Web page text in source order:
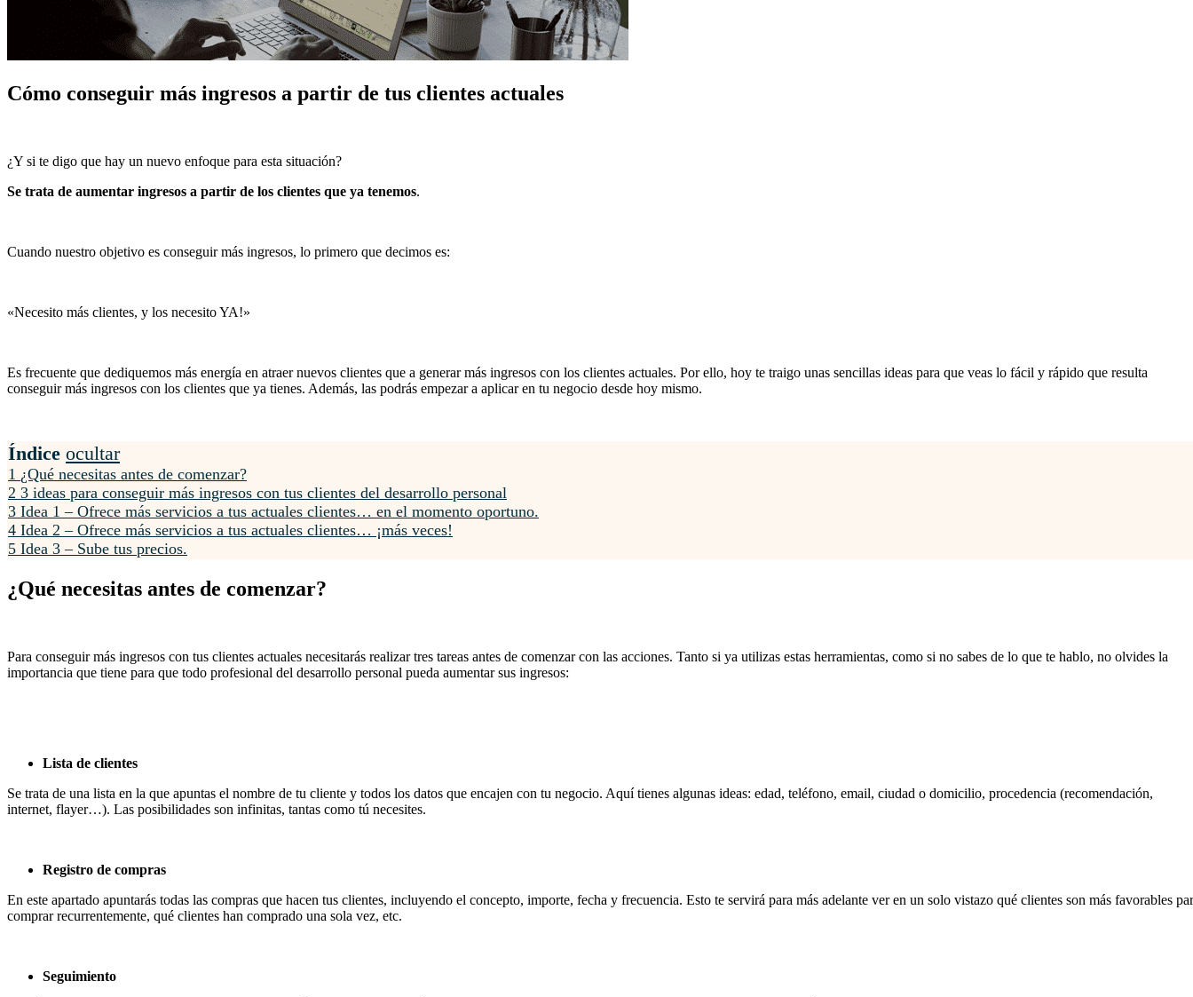
Cómo conseguir más ingresos a partir de tus clientes actuales
¿Y si te digo que hay un nuevo enfoque para esta situación?
Se trata de aumentar ingresos a partir de los clientes que ya tenemos.
Cuando nuestro objetivo es conseguir más ingresos, lo primero que decimos es:
«Necesito más clientes, y los necesito YA!»
Es frecuente que dediquemos más energía en atraer nuevos clientes que a generar más ingresos con los clientes actuales. Por ello, hoy te traigo unas sencillas ideas para que veas lo fácil y rápido que resulta
conseguir más ingresos con los clientes que ya tienes. Además, las podrás empezar a aplicar en tu negocio desde hoy mismo.
Índice ocultar
1 ¿Qué necesitas antes de comenzar?
2 3 ideas para conseguir más ingresos con tus clientes del desarrollo personal
3 Idea 1 – Ofrece más servicios a tus actuales clientes… en el momento oportuno.
4 Idea 2 – Ofrece más servicios a tus actuales clientes… ¡más veces!
5 Idea 3 – Sube tus precios.
¿Qué necesitas antes de comenzar?
Para conseguir más ingresos con tus clientes actuales necesitarás realizar tres tareas antes de comenzar con las acciones. Tanto si ya utilizas estas herramientas, como si no sabes de lo que te hablo, no olvides la
importancia que tiene para que todo profesional del desarrollo personal pueda aumentar sus ingresos:
Lista de clientes
Se trata de una lista en la que apuntas el nombre de tu cliente y todos los datos que encajen con tu negocio. Aquí tienes algunas ideas: edad, teléfono, email, ciudad o domicilio, procedencia (recomendación,
internet, flayer…). Las posibilidades son infinitas, tantas como tú necesites.
Registro de compras
En este apartado apuntarás todas las compras que hacen tus clientes, incluyendo el concepto, importe, fecha y frecuencia. Esto te servirá para más adelante ver en un solo vistazo qué clientes son más favorables
comprar recurrentemente, qué clientes han comprado una sola vez, etc.
Seguimiento